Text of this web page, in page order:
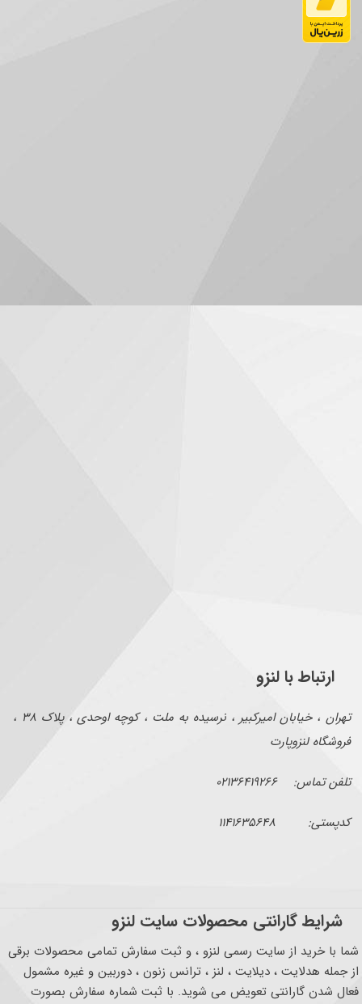
ارتباط با لنزو
تهران ، خیابان امیرکبیر ، نرسیده به ملت ، کوچه اوحدی ، پلاک ۳۸ ،
فروشگاه لنزوپارت
تلفن تماس: ۰۲۱۳۶۴۱۹۲۶۶
کدپستی: ۱۱۴۱۶۳۵۶۴۸
شرایط گارانتی محصولات سایت لنزو
شما با خرید از سایت رسمی لنزو ، و ثبت سفارش تمامی محصولات برقی
از جمله هدلایت ، دیلایت ، لنز ، ترانس زنون ، دوربین و غیره مشمول
فعال شدن گارانتی تعویض می شوید. با ثبت شماره سفارش بصورت